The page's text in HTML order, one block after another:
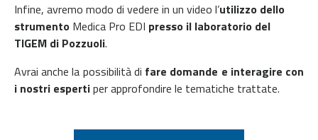
Infine, avremo modo di vedere in un video l’utilizzo dello
strumento Medica Pro EDI presso il laboratorio del
TIGEM di Pozzuoli.
Avrai anche la possibilità di fare domande e interagire con
i nostri espertiper approfondire le tematiche trattate.